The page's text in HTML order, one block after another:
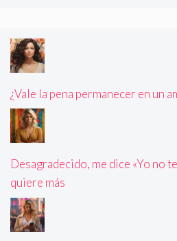
¿Vale la pena permanecer en un
Desagradecido, me dice «Yo no
quiere más